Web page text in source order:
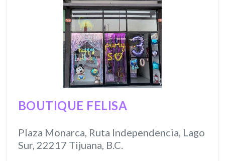
BOUTIQUE FELISA
Plaza Monarca, Ruta Independencia, Lago
Sur, 22217 Tijuana, B.C.